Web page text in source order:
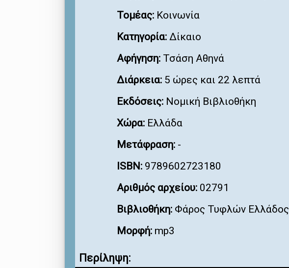
Τομέας: Κοινωνία
Κατηγορία: Δίκαιο
Αφήγηση: Τσάση Αθηνά
Διάρκεια: 5 ώρες και 22 λεπτά
Εκδόσεις: Νομική Βιβλιοθήκη
Χώρα: Ελλάδα
Μετάφραση: -
ISBN: 9789602723180
Αριθμός αρχείου: 02791
Βιβλιοθήκη: Φάρος Τυφλών Ελλάδος
Μορφή: mp3
Περίληψη: